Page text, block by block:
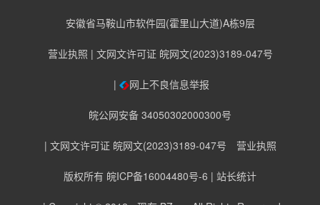
安徽省马鞍山市软件园(霍里山大道)A栋9层
营业执照 | 文网文许可证 皖网文(2023)3189-047号
| 网上不良信息举报
皖公网安备 34050302000300号
| 文网文许可证 皖网文(2023)3189-047号 营业执照
版权所有 皖ICP备16004480号-6 | 站长统计